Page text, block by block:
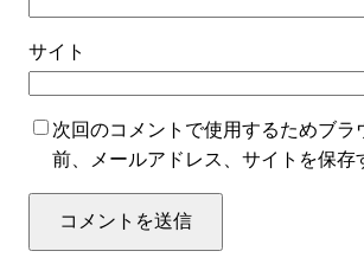
サイト
次回のコメントで使用するためブラ
前、メールアドレス、サイトを保存